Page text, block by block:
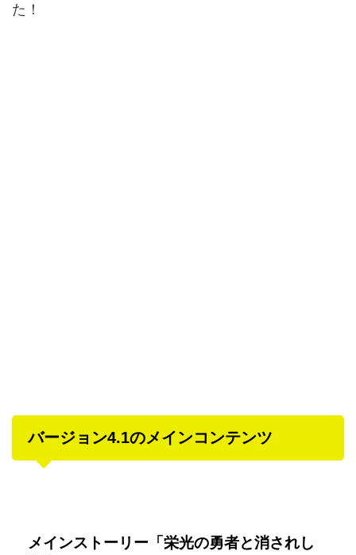
た！
バージョン4.1のメインコンテンツ
メインストーリー「栄光の勇者と消されし